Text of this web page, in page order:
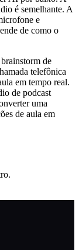
é semelhante. A
e
de como o
de
telefônica
em tempo real.
de podcast
uma
de aula em